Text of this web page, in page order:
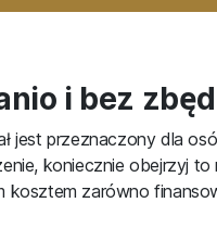
i bez
jest przeznaczony dla
koniecznie obejrzyj
kosztem zarówno